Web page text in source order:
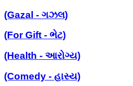
(Gazal - ગઝલ)
(For Gift - ભેટ)
(Health - આરોગ્ય)
(Comedy - હાસ્ય)